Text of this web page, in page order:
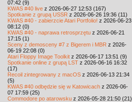
07:42 (9)
KWAS #40 live z 2026-06-27 12:53 (167)
Spotkanie z grupą USSR z 2026-06-26 19:36 (11)
KWAS #40 - zabierzcie Atari Portfolio! z 2026-06-23
08:12 (0)
KWAS #40 - naprawa retrosprzętu z 2026-06-21
17:15 (1)
Sceny z demosceny #7 z Bigerem i MBR z 2026-
06-19 22:08 (0)
Atari Floppy Image Toolkit z 2026-06-17 13:51 (9)
Spotkanie online z grupą LST z 2026-06-16 16:32
(17)
Recoil zintegrowany z macOS z 2026-06-13 21:34
(5)
KWAS #40 odbędzie się w Katowicach z 2026-06-
07 17:59 (25)
Commodore po atarowsku z 2026-05-28 21:50 (21)